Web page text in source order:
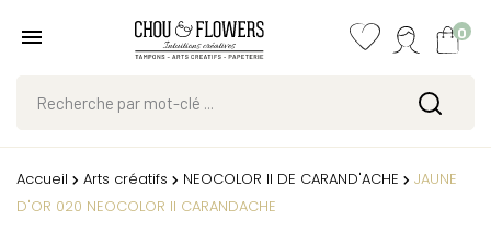
0
Accueil Arts créatifs NEOCOLOR II DE CARAND'ACHE
JAUNE
D'OR 020 NEOCOLOR II CARANDACHE